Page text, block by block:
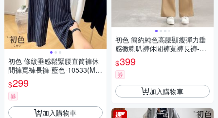
初色 條紋垂感鬆緊腰直筒褲休
閒褲寬褲長褲-藍色-10533(M-2
XL可選)
$299
券
加入購物車
初色 簡約純色高腰顯瘦彈力垂
感微喇叭褲休閒褲寬褲長褲-共
2色-13823(M-3XL可選)
$399
券
加入購物車